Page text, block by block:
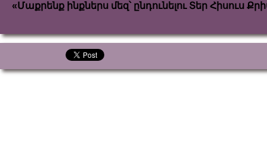
«Մաքրենք ինքներս մեզ՝ ընդունելու Տեր Հիսուս